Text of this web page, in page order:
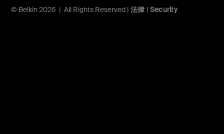
© Belkin 2026 | All Rights Reserved | 法律 | Security